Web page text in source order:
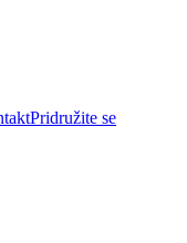
Pridružite se